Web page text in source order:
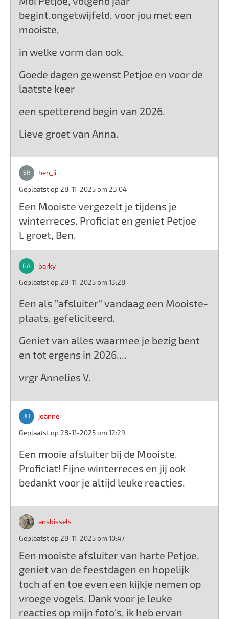
begint,ongetwijfeld, voor jou met een
mooiste,
in welke vorm dan ook.
Goede dagen gewenst Petjoe en voor de
laatste keer
een spetterend begin van 2026.
Lieve groet van Anna.
ben_ii
Geplaatst op 28-11-2025 om 23:04
Een Mooiste vergezelt je tijdens je
winterreces. Proficiat en geniet Petjoe
L groet, Ben.
barky
Geplaatst op 28-11-2025 om 13:28
Een als ''afsluiter'' vandaag een Mooiste-
plaats, gefeliciteerd.
Geniet van alles waarmee je bezig bent
en tot ergens in 2026....
vrgr Annelies V.
joanne
Geplaatst op 28-11-2025 om 12:29
Een mooie afsluiter bij de Mooiste.
Proficiat! Fijne winterreces en jij ook
bedankt voor je altijd leuke reacties.
ansbissels
Geplaatst op 28-11-2025 om 10:47
Een mooiste afsluiter van harte Petjoe,
geniet van de feestdagen en hopelijk
toch af en toe even een kijkje nemen op
vroege vogels. Dank voor je leuke
reacties op mijn foto's, ik heb ervan